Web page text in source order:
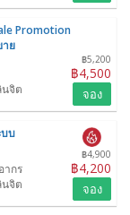
Promotion
าย
฿5,200
฿4,500
นจิต
จอง
บ
฿4,900
฿4,200
กร
นจิต
จอง